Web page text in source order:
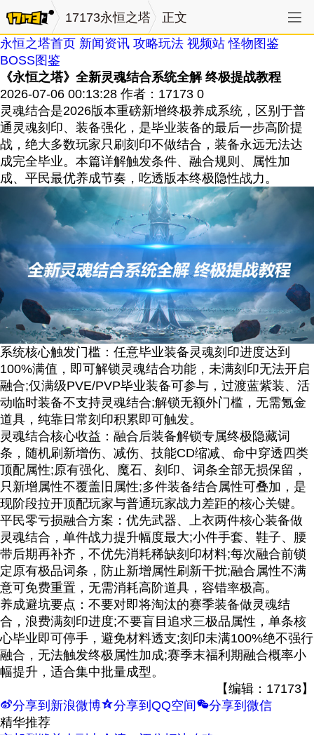
17173永恒之塔
正文
永恒之塔首页 新闻资讯 攻略玩法 视频站 怪物图鉴
BOSS图鉴
《永恒之塔》全新灵魂结合系统全解 终极提战教程
2026-07-06 00:13:28 作者：17173 0
灵魂结合是2026版本重磅新增终极养成系统，区别于普
通灵魂刻印、装备强化，是毕业装备的最后一步高阶提
战，绝大多数玩家只刷刻印不做结合，装备永远无法达
成完全毕业。本篇详解触发条件、融合规则、属性加
成、平民最优养成节奏，吃透版本终极隐性战力。
系统核心触发门槛：任意毕业装备灵魂刻印进度达到
100%满值，即可解锁灵魂结合功能，未满刻印无法开启
融合;仅满级PVE/PVP毕业装备可参与，过渡蓝紫装、活
动临时装备不支持灵魂结合;解锁无额外门槛，无需氪金
道具，纯靠日常刻印积累即可触发。
灵魂结合核心收益：融合后装备解锁专属终极隐藏词
条，随机刷新增伤、减伤、技能CD缩减、命中穿透四类
顶配属性;原有强化、魔石、刻印、词条全部无损保留，
只新增属性不覆盖旧属性;多件装备结合属性可叠加，是
现阶段拉开顶配玩家与普通玩家战力差距的核心关键。
平民零亏损融合方案：优先武器、上衣两件核心装备做
灵魂结合，单件战力提升幅度最大;小件手套、鞋子、腰
带后期再补齐，不优先消耗稀缺刻印材料;每次融合前锁
定原有极品词条，防止新增属性刷新干扰;融合属性不满
意可免费重置，无需消耗高阶道具，容错率极高。
养成避坑要点：不要对即将淘汰的赛季装备做灵魂结
合，浪费满刻印进度;不要盲目追求三极品属性，单条核
心毕业即可停手，避免材料透支;刻印未满100%绝不强行
融合，无法触发终极属性加成;赛季末福利期融合概率小
幅提升，适合集中批量成型。
【编辑：17173】
t分享到新浪微博z分享到QQ空间 w分享到微信
精华推荐